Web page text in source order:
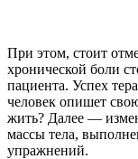
При этом, стоит
хронической боли
пациента. Успех
человек опишет
жить? Далее —
массы тела,
упражнений.